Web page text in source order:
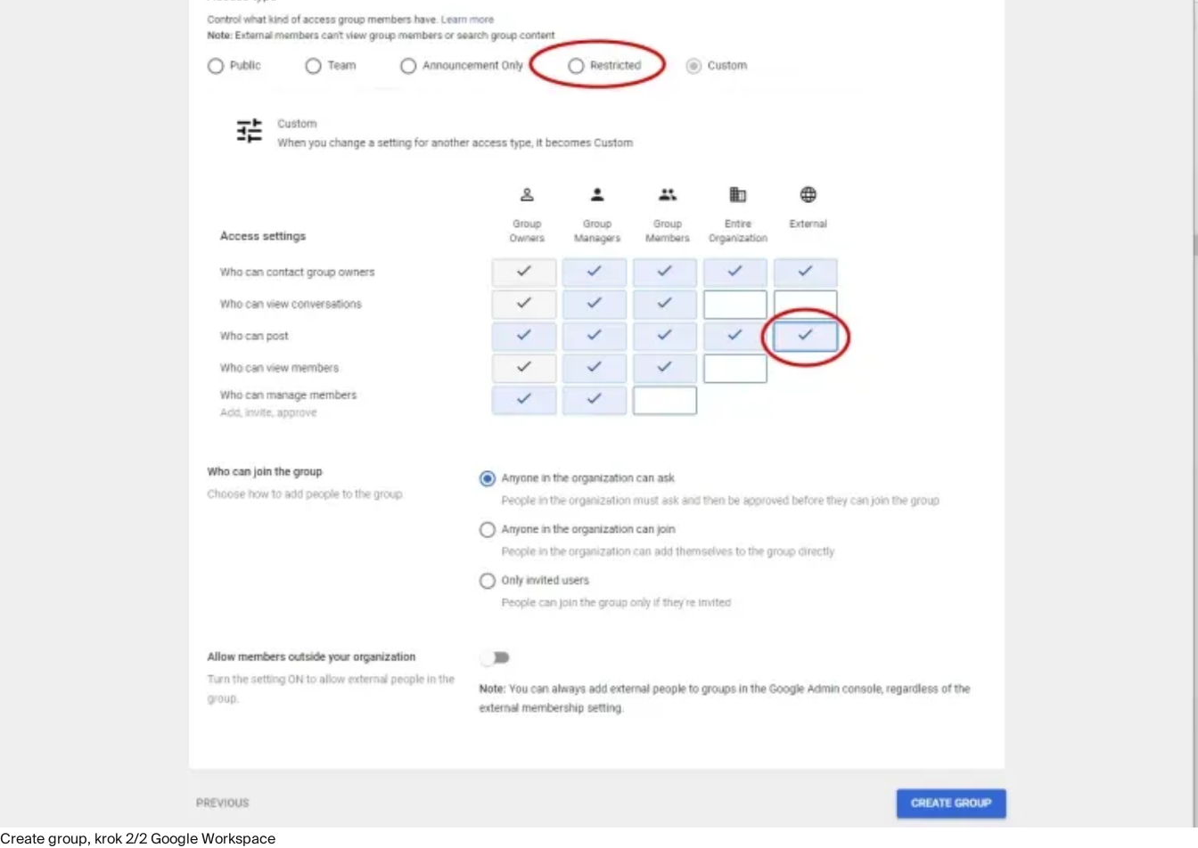
Create group, krok 2/2 Google Workspace